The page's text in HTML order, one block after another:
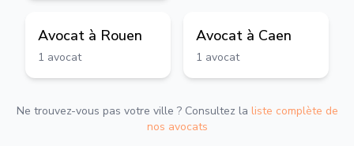
Avocat à Rouen
1 avocat
Avocat à Caen
1 avocat
Ne trouvez-vous pas votre ville ? Consultez la liste complète de
nos avocats